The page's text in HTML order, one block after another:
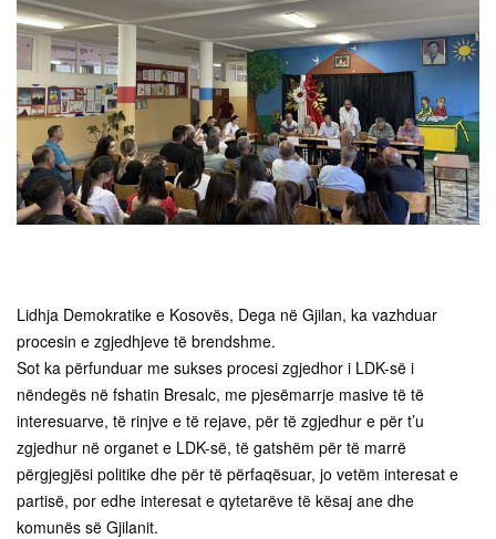
Lidhja Demokratike e Kosovës, Dega në Gjilan, ka vazhduar
procesin e zgjedhjeve të brendshme.
Sot ka përfunduar me sukses procesi zgjedhor i LDK-së i
nëndegës në fshatin Bresalc, me pjesëmarrje masive të të
interesuarve, të rinjve e të rejave, për të zgjedhur e për t’u
zgjedhur në organet e LDK-së, të gatshëm për të marrë
përgjegjësi politike dhe për të përfaqësuar, jo vetëm interesat e
partisë, por edhe interesat e qytetarëve të kësaj ane dhe
komunës së Gjilanit.